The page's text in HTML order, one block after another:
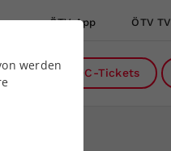
ÖTV App ÖTV TV
FAQ DC-Tickets
werden